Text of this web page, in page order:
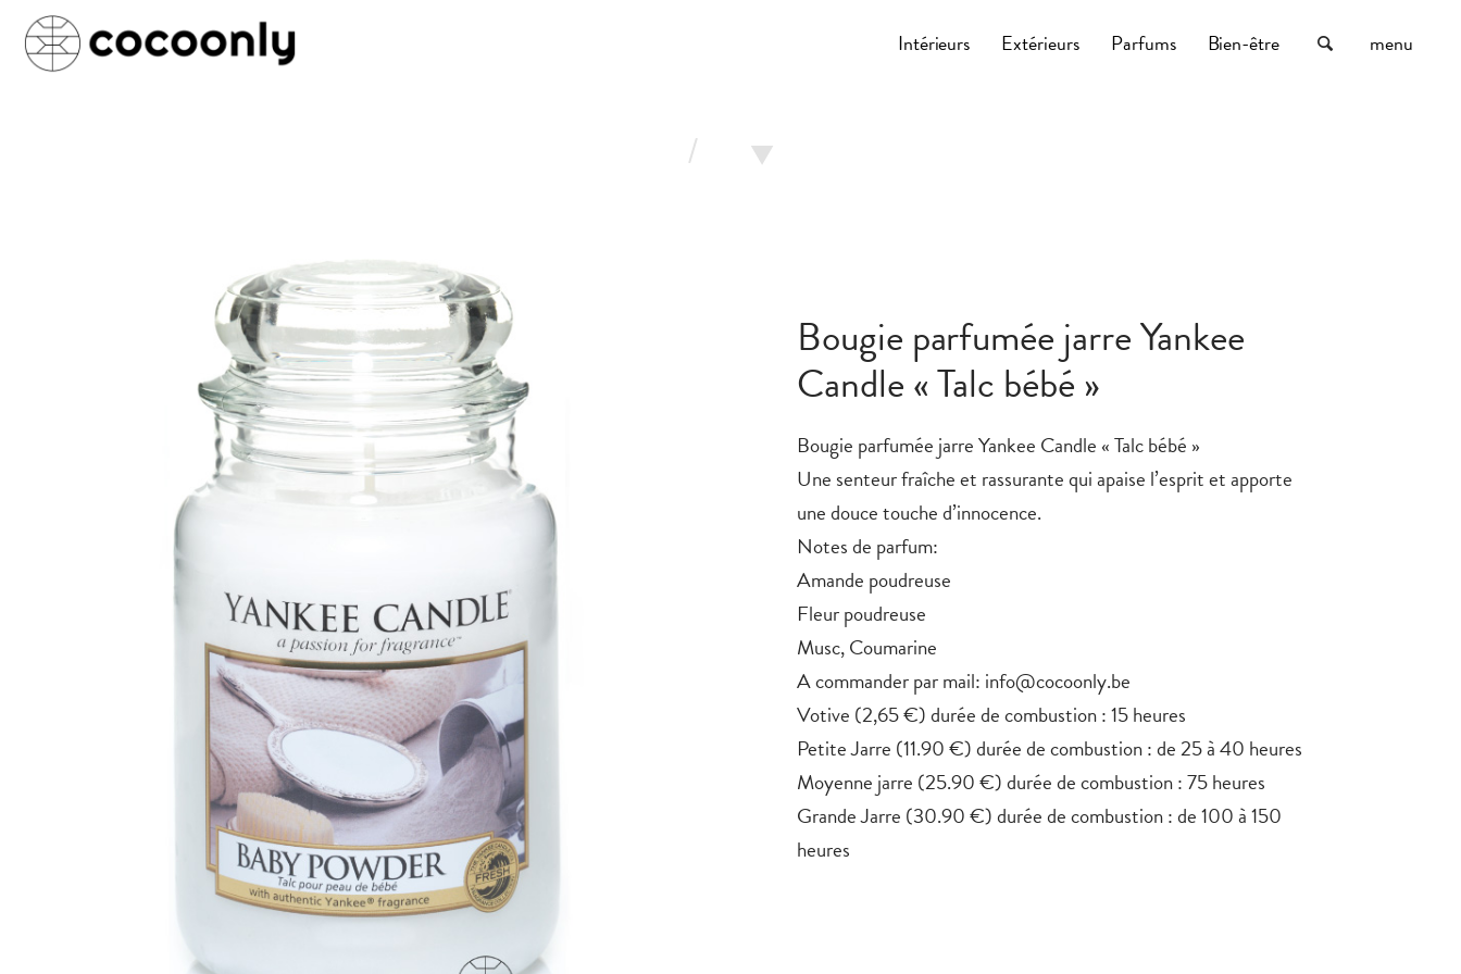
Intérieurs Extérieurs Parfums Bien-être menu
/
Bougie parfumée jarre Yankee
Candle « Talc bébé »
Bougie parfumée jarre Yankee Candle « Talc bébé »
Une senteur fraîche et rassurante qui apaise l’esprit et apporte
une douce touche d’innocence.
Notes de parfum:
Amande poudreuse
Fleur poudreuse
Musc, Coumarine
A commander par mail: info@cocoonly.be
Votive (2,65 €) durée de combustion : 15 heures
Petite Jarre (11.90 €) durée de combustion : de 25 à 40 heures
Moyenne jarre (25.90 €) durée de combustion : 75 heures
Grande Jarre (30.90 €) durée de combustion : de 100 à 150
heures